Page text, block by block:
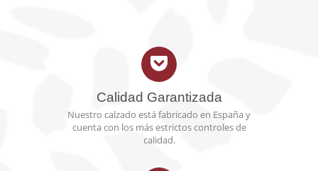
Calidad Garantizada
Nuestro calzado está fabricado en España y
cuenta con los más estrictos controles de
calidad.